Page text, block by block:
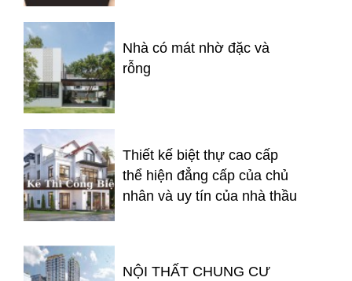
Nhà có mát nhờ đặc và
rỗng
Thiết kế biệt thự cao cấp
thể hiện đẳng cấp của chủ
nhân và uy tín của nhà thầu
NỘI THẤT CHUNG CƯ